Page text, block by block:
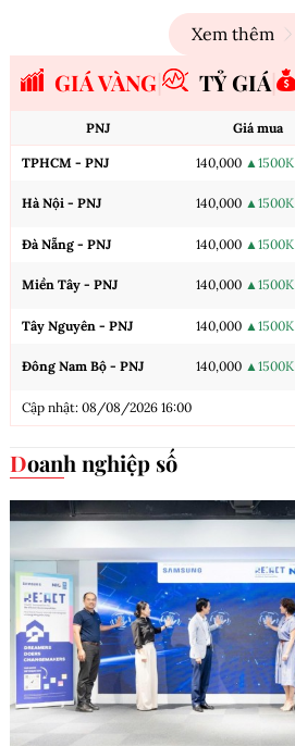
Xem thêm
GIÁ VÀNG TỶ GIÁ
PNJ Giá mua
TPHCM - PNJ 140,000 ▲1500K
Hà Nội - PNJ 140,000 ▲1500K
Đà Nẵng - PNJ 140,000 ▲1500K
Miền Tây - PNJ 140,000 ▲1500K
Tây Nguyên - PNJ 140,000 ▲1500K
Đông Nam Bộ - PNJ 140,000 ▲1500K
Cập nhật: 08/08/2026 16:00
Doanh nghiệp số